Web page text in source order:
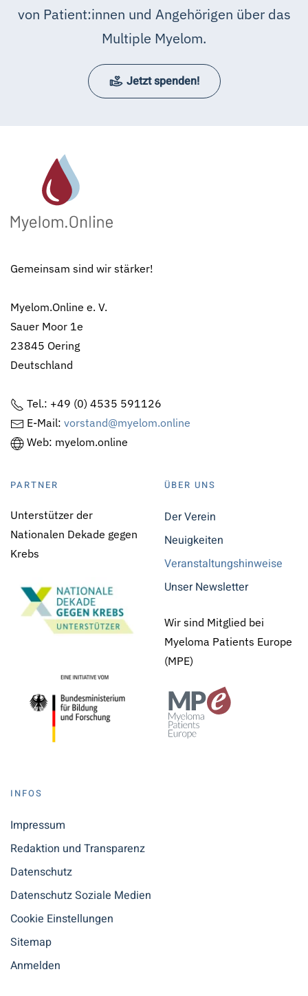
von Patient:innen und Angehörigen über das
Multiple Myelom.
Jetzt spenden!
Gemeinsam sind wir stärker!
Myelom.Online e. V.
Sauer Moor 1e
23845 Oering
Deutschland
Tel.: +49 (0) 4535 591126
E-Mail: vorstand@myelom.online
Web: myelom.online
PARTNER
Unterstützer der
Nationalen Dekade gegen
Krebs
ÜBER UNS
Der Verein
Neuigkeiten
Veranstaltungshinweise
Unser Newsletter
Wir sind Mitglied bei
Myeloma Patients Europe
(MPE)
INFOS
Impressum
Redaktion und Transparenz
Datenschutz
Datenschutz Soziale Medien
Cookie Einstellungen
Sitemap
Anmelden